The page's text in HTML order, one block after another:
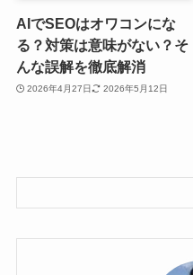
AIでSEOはオワコンにな
る？対策は意味がない？そ
んな誤解を徹底解消
2026年4月27日 2026年5月12日